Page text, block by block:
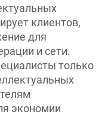
клиентов,
для
и сети.
только
экономии
на